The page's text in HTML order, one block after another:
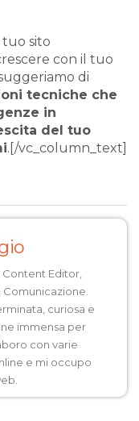
tuo sito
con il tuo
di
tecniche che
in
del tuo
.[/vc_column_text]
Content Editor,
Comunicazione.
curiosa e
immensa per
con varie
e mi occupo